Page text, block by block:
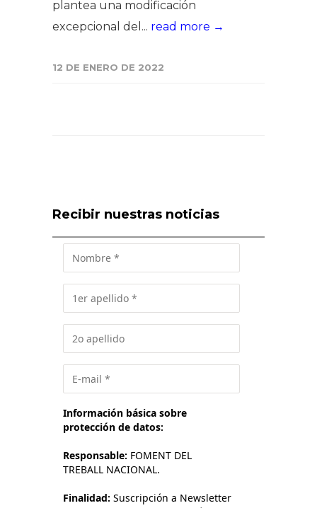
plantea una modificación
excepcional del... read more →
12 DE ENERO DE 2022
Recibir nuestras noticias
Información básica sobre
protección de datos:
Responsable: FOMENT DEL
TREBALL NACIONAL.
Finalidad: Suscripción a Newsletter